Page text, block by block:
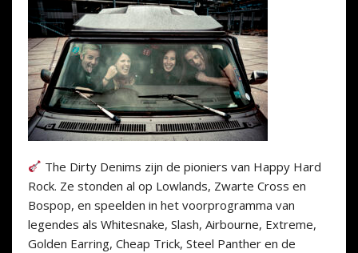
The Dirty Denims zijn de pioniers van Happy Hard
Rock. Ze stonden al op Lowlands, Zwarte Cross en
Bospop, en speelden in het voorprogramma van
legendes als Whitesnake, Slash, Airbourne, Extreme,
Golden Earring, Cheap Trick, Steel Panther en de